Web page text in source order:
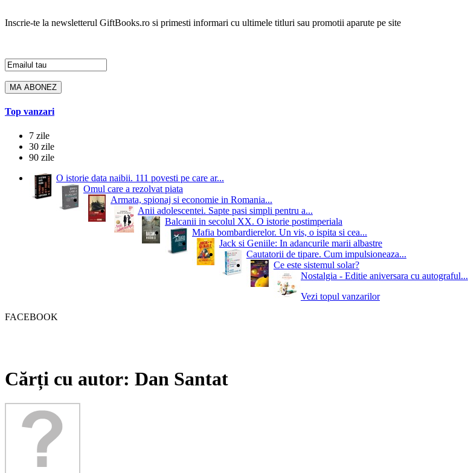
Inscrie-te la newsletterul GiftBooks.ro si primesti informari cu ultimele titluri sau promotii aparute pe site
Top vanzari
7 zile
30 zile
90 zile
O istorie data naibii. 111 povesti pe care ar...
Omul care a rezolvat piata
Armata, spionaj si economie in Romania...
Anii adolescentei. Sapte pasi simpli pentru a...
Balcanii in secolul XX. O istorie postimperiala
Mafia bombardierelor. Un vis, o ispita si cea...
Jack si Geniile: In adancurile marii albastre
Cautatorii de tipare. Cum impulsioneaza...
Ce este sistemul solar?
Nostalgia - Editie aniversara cu autograful...
Vezi topul vanzarilor
FACEBOOK
Cărți cu autor: Dan Santat